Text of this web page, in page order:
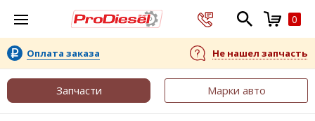
0
Оплата заказа Не нашел запчасть
Запчасти Марки авто